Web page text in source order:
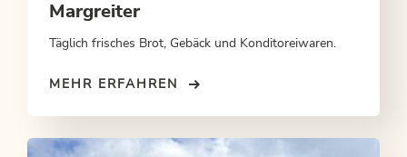
Margreiter
Täglich frisches Brot, Gebäck und Konditoreiwaren.
MEHR ERFAHREN